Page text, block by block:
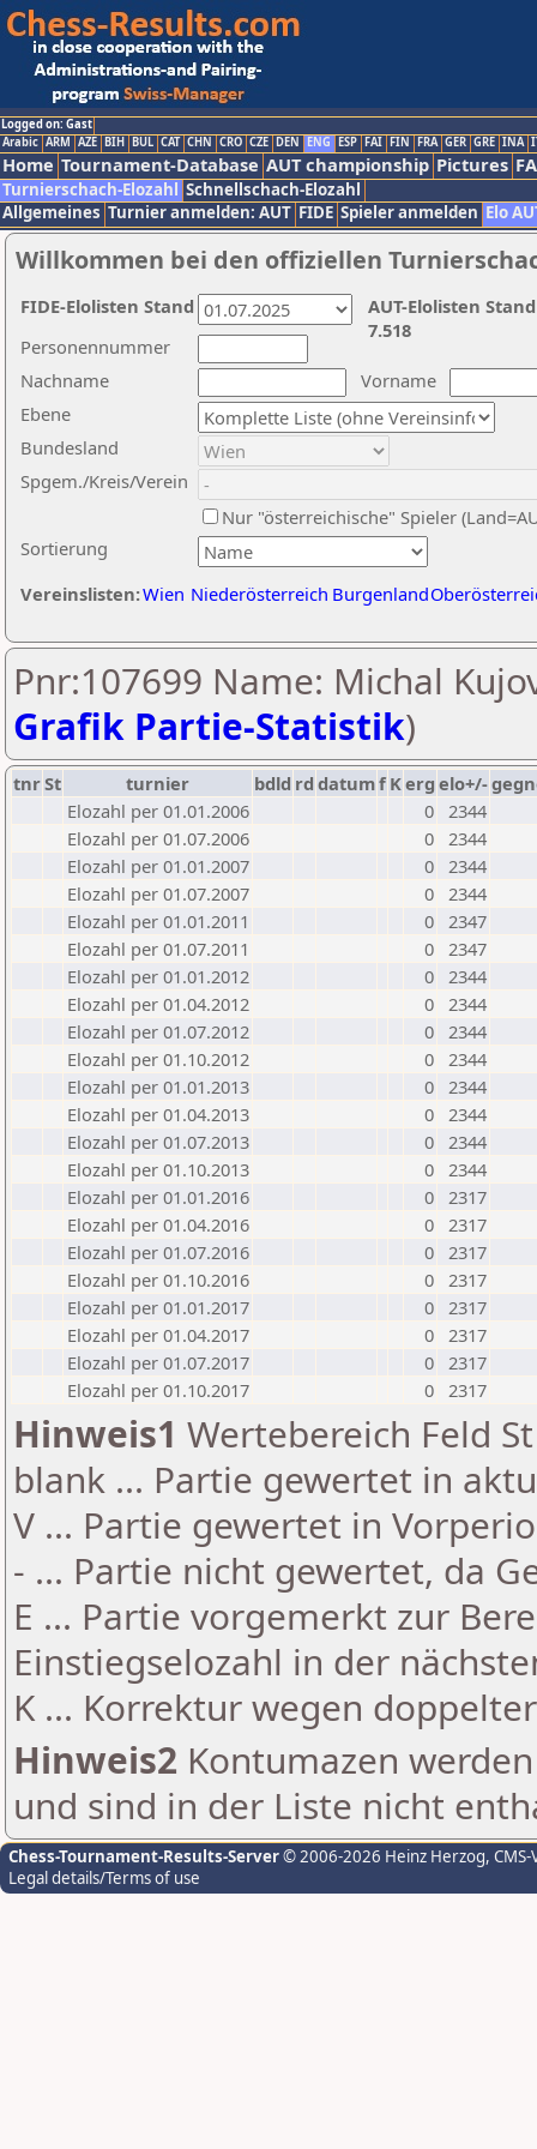
Logged on: Gast
Arabic ARM AZE BIH BUL CAT CHN CRO CZE DEN ENG ESP FAI FIN FRA GER GRE INA
Home Tournament-Database AUT championship Pictures
Turnierschach-Elozahl Schnellschach-Elozahl
Allgemeines Turnier anmelden: AUT FIDE Spieler anmelden Elo
Willkommen bei den offiziellen
Nachname
Vorname
Ebene
Sortierung
Personennummer
Bundesland
Spgem./Kreis/Verein
Nur "österreichische" Spieler
Vereinslisten:Wien Niederösterreich Burgenland
AUT-Elolisten
7.518
FIDE-Elolisten Stand
Pnr:107699 Name: Michal
Grafik Partie-Statistik)
tnrSt turnier bdld rd datumf Kerg elo+/-
Elozahl per 01.01.2006
0 2344
Elozahl per 01.07.2006
0 2344
Elozahl per 01.01.2007
0 2344
Elozahl per 01.07.2007
0 2344
Elozahl per 01.01.2011
0 2347
Elozahl per 01.07.2011
0 2347
Elozahl per 01.01.2012
0 2344
Elozahl per 01.04.2012
0 2344
Elozahl per 01.07.2012
0 2344
Elozahl per 01.10.2012
0 2344
Elozahl per 01.01.2013
0 2344
Elozahl per 01.04.2013
0 2344
Elozahl per 01.07.2013
0 2344
Elozahl per 01.10.2013
0 2344
Elozahl per 01.01.2016
0 2317
Elozahl per 01.04.2016
0 2317
Elozahl per 01.07.2016
0 2317
Elozahl per 01.10.2016
0 2317
Elozahl per 01.01.2017
0 2317
Elozahl per 01.04.2017
0 2317
Elozahl per 01.07.2017
0 2317
Elozahl per 01.10.2017
0 2317
Hinweis1 Wertebereich Feld
blank ... Partie gewertet in
V ... Partie gewertet in
- ... Partie nicht gewertet, da
E ... Partie vorgemerkt zur
Einstiegselozahl in der
K ... Korrektur wegen
Hinweis2 Kontumazen
und sind in der Liste nicht
Chess-Tournament-Results-Server© 2006-2026 Heinz Herzog,
Legal details/Terms of use